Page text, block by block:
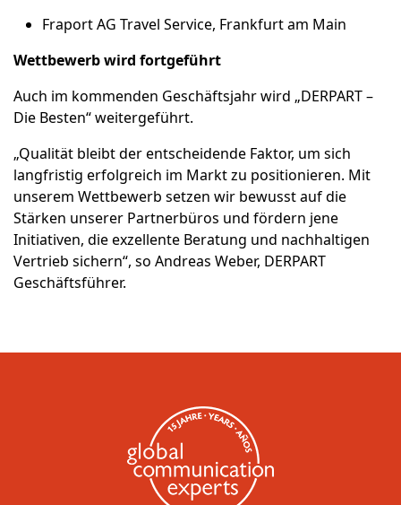
Fraport AG Travel Service, Frankfurt am Main
Wettbewerb wird fortgeführt
Auch im kommenden Geschäftsjahr wird „DERPART –
Die Besten“ weitergeführt.
„Qualität bleibt der entscheidende Faktor, um sich
langfristig erfolgreich im Markt zu positionieren. Mit
unserem Wettbewerb setzen wir bewusst auf die
Stärken unserer Partnerbüros und fördern jene
Initiativen, die exzellente Beratung und nachhaltigen
Vertrieb sichern“, so Andreas Weber, DERPART
Geschäftsführer.